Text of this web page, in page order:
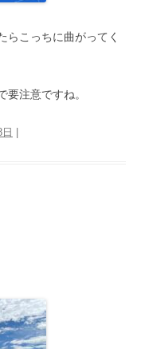
らこっちに曲がってく
注意ですね。
|